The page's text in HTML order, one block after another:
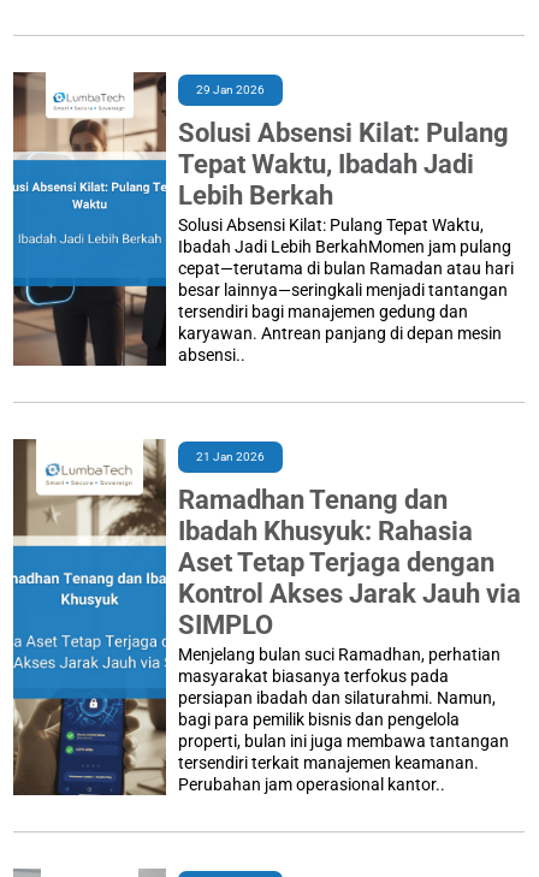
29 Jan 2026
Solusi Absensi Kilat: Pulang
Tepat Waktu, Ibadah Jadi
Lebih Berkah
Solusi Absensi Kilat: Pulang Tepat Waktu,
Ibadah Jadi Lebih BerkahMomen jam pulang
cepat—terutama di bulan Ramadan atau hari
besar lainnya—seringkali menjadi tantangan
tersendiri bagi manajemen gedung dan
karyawan. Antrean panjang di depan mesin
absensi..
21 Jan 2026
Ramadhan Tenang dan
Ibadah Khusyuk: Rahasia
Aset Tetap Terjaga dengan
Kontrol Akses Jarak Jauh via
SIMPLO
Menjelang bulan suci Ramadhan, perhatian
masyarakat biasanya terfokus pada
persiapan ibadah dan silaturahmi. Namun,
bagi para pemilik bisnis dan pengelola
properti, bulan ini juga membawa tantangan
tersendiri terkait manajemen keamanan.
Perubahan jam operasional kantor..